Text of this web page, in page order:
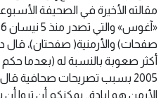
مقالته الأخيرة في الصحيفة
أكثر صعوبة بالنسبة له (بعدما
2005 بسبب تصريحات صحافية
الأرمن هو إبادة.. يمكنكم أن تروا